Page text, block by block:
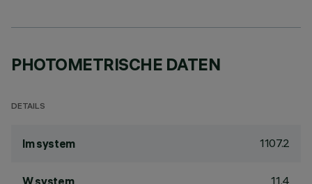
PHOTOMETRISCHE DATEN
DETAILS
lm system 1107.2
W system 11.4